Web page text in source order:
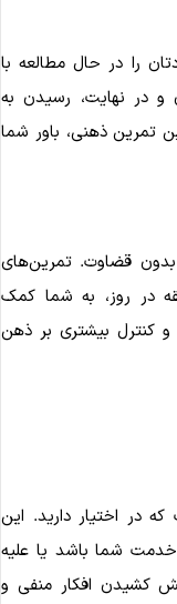
را در حال مطالعه با
و در نهایت، رسیدن به
ذهنی، باور شما
قضاوت. تمرین‌های
در روز، به شما کمک
و کنترل بیشتری بر ذهن
در اختیار دارید. این
شما باشد یا علیه
کشیدن افکار منفی و